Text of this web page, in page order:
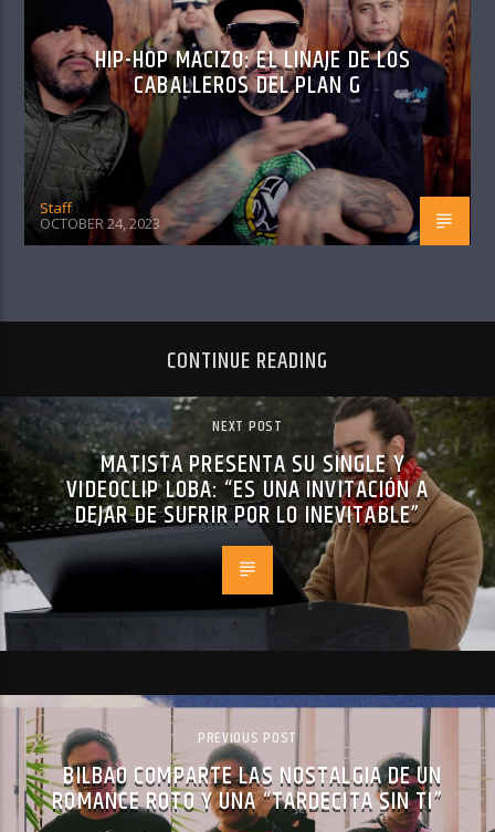
HIP-HOP MACIZO: EL LINAJE DE LOS
CABALLEROS DEL PLAN G
Staff
OCTOBER 24, 2023
CONTINUE READING
NEXT POST
MATISTA PRESENTA SU SINGLE Y
VIDEOCLIP LOBA: “ES UNA INVITACIÓN A
DEJAR DE SUFRIR POR LO INEVITABLE”
PREVIOUS POST
BILBAO COMPARTE LAS NOSTALGIA DE UN
ROMANCE ROTO Y UNA “TARDECITA SIN TI”